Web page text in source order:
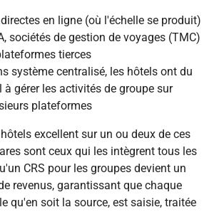
en ligne (où l'échelle se produit)
sociétés de gestion de voyages (TMC)
tierces
système centralisé, les hôtels ont du
à gérer les activités de groupe sur
plateformes
excellent sur un ou deux de ces
sont ceux qui les intègrent tous les
CRS pour les groupes devient un
revenus, garantissant que chaque
qu'en soit la source, est saisie, traitée